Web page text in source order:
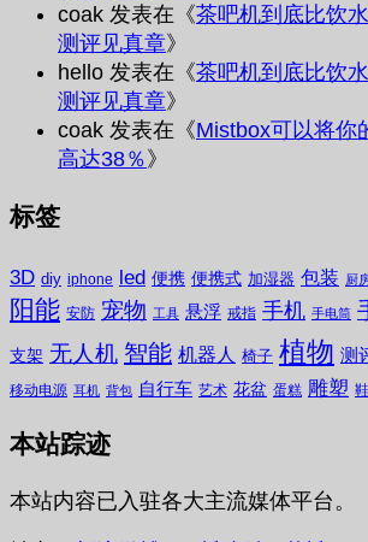
coak 发表在《茶吧机到底比饮
测评见真章》
hello 发表在《茶吧机到底比饮
测评见真章》
coak 发表在《Mistbox可以将你
高达38％ 》
标签
3D diy iphone led 便携 便携式 加湿器 包装 厨
阳能 安防 宠物 工具 悬浮 戒指 手机 手电筒
支架 无人机 智能 机器人 椅子 植物 测
移动电源 耳机 背包 自行车 艺术 花盆 蛋糕 雕塑
本站踪迹
本站内容已入驻各大主流媒体平台。